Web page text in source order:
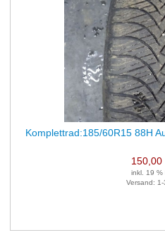
Komplettrad:185/60R15 88H
150,00
inkl. 19 %
Versand: 1-